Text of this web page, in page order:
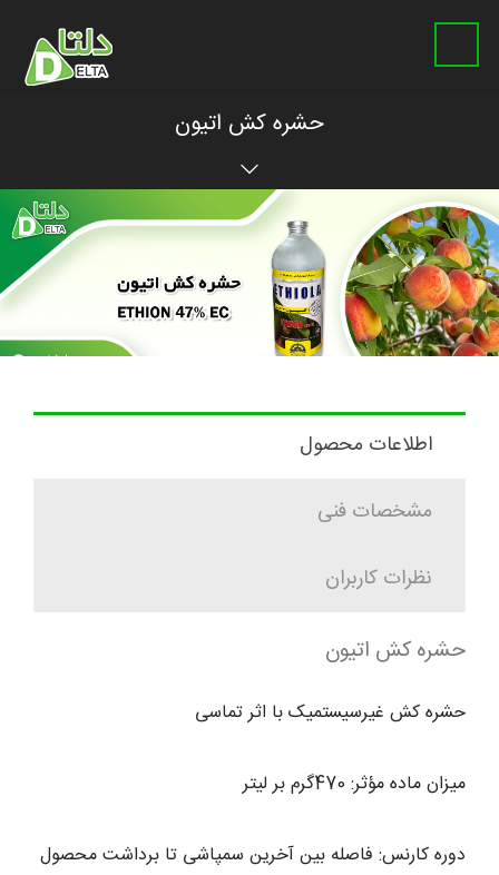
حشره کش اتیون
اطلاعات محصول
مشخصات فنی
نظرات کاربران
حشره کش اتیون
حشره کش غیرسیستمیک با اثر تماسی
میزان ماده مؤثر: 470گرم بر لیتر
دوره کارنس: فاصله بین آخرین سمپاشی تا برداشت محصول